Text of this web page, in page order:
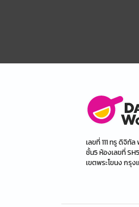
เลขที่ 111 ทรู ดิจิทั
ชั้น5 ห้องเลขที่
เขตพระโขนง กรุง